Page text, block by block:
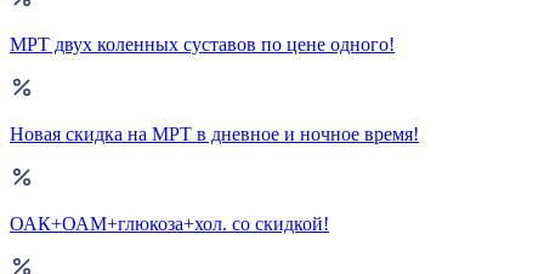
МРТ двух коленных суставов по цене одного!
Новая скидка на МРТ в дневное и ночное время!
ОАК+ОАМ+глюкоза+хол. со скидкой!